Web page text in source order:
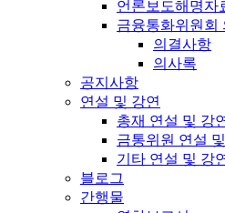
언론보도해명자
금융통화위원회
의결사항
의사록
공지사항
연설 및 강연
총재 연설 및 강
금통위원 연설
기타 연설 및 강
블로그
간행물